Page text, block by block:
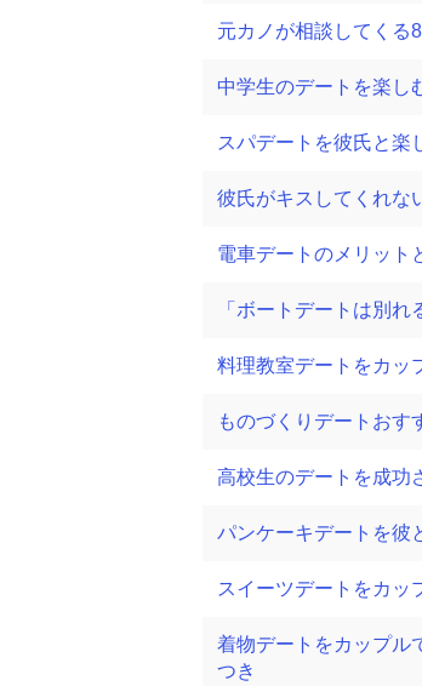
元カノが相談してくる
中学生のデートを楽し
スパデートを彼氏と楽
彼氏がキスしてくれな
電車デートのメリット
「ボートデートは別
料理教室デートをカッ
ものづくりデートおす
高校生のデートを成功
パンケーキデートを彼
スイーツデートをカッ
着物デートをカップル
つき